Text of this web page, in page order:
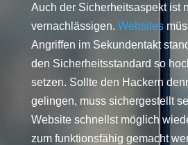
Auch der Sicherheitsaspekt ist
vernachlässigen. Websites
Angriffen im Sekundentakt
den Sicherheitsstandard so
setzen. Sollte den Hackern
gelingen, muss sichergestellt
Website schnellst möglich
zum funktionsfähig gemacht